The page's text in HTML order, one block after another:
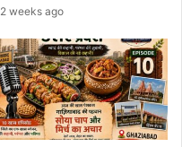
2 weeks ago